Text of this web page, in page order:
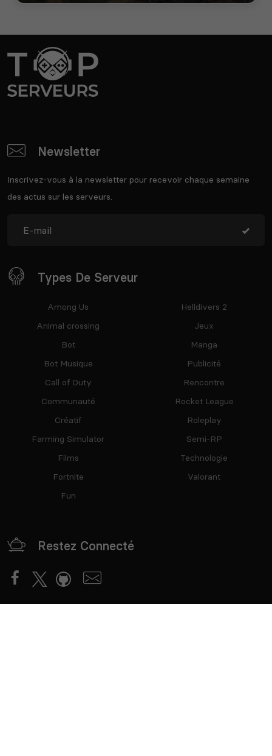
Newsletter
Inscrivez-vous à la newsletter pour recevoir chaque semaine
des actus sur les serveurs.
Types De Serveur
Among Us
Animal crossing
Bot
Bot Musique
Call of Duty
Communauté
Créatif
Farming Simulator
Films
Fortnite
Fun
Helldivers 2
Jeux
Manga
Publicité
Rencontre
Rocket League
Roleplay
Semi-RP
Technologie
Valorant
Restez Connecté